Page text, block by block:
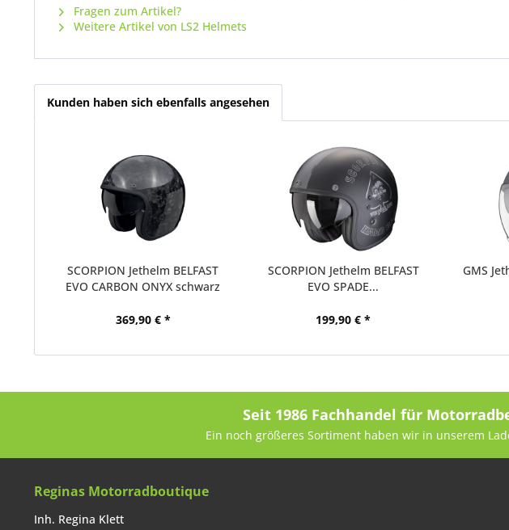
Fragen zum Artikel?
Weitere Artikel von LS2 Helmets
Kunden haben sich ebenfalls angesehen
SCORPION Jethelm BELFAST
EVO CARBON ONYX schwarz
369,90 € *
SCORPION Jethelm BELFAST
EVO SPADE...
199,90 € *
GMS
Seit 1986 Fachhandel für
Ein noch größeres Sortiment haben wir in unserem
Reginas Motorradboutique
Inh. Regina Klett